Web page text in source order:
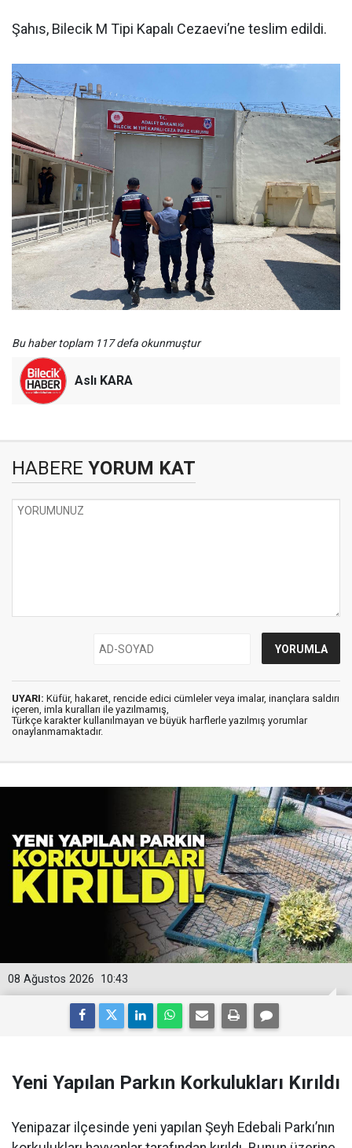
Şahıs, Bilecik M Tipi Kapalı Cezaevi’ne teslim edildi.
Bu haber toplam 117 defa okunmuştur
Aslı KARA
HABERE YORUM KAT
UYARI: Küfür, hakaret, rencide edici cümleler veya imalar, inançlara saldırı
içeren, imla kuralları ile yazılmamış,
Türkçe karakter kullanılmayan ve büyük harflerle yazılmış yorumlar
onaylanmamaktadır.
10:43
08 Ağustos 2026
Yeni Yapılan Parkın Korkulukları Kırıldı
Yenipazar ilçesinde yeni yapılan Şeyh Edebali Parkı’nın